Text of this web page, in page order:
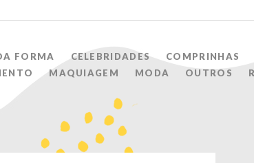
FORMA CELEBRIDADES COMPRINHAS
MAQUIAGEM MODA OUTROS